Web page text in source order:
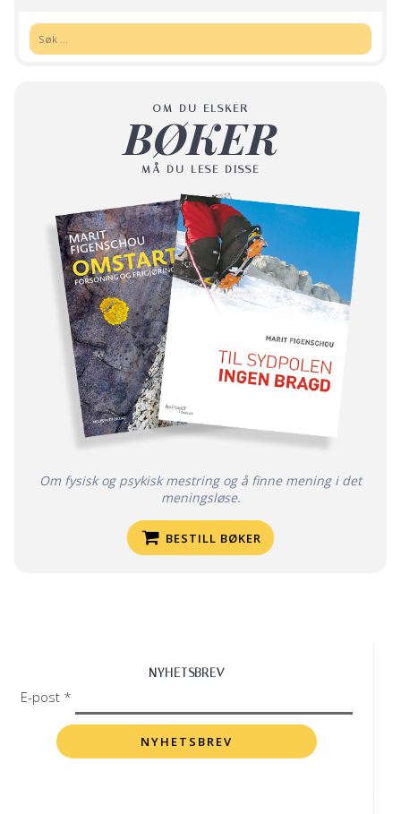
OM DU ELSKER
BØKER
MÅ DU LESE DISSE
Om fysisk og psykisk mestring og å finne mening i det
meningsløse.
BESTILL BØKER
NYHETSBREV
E-post *